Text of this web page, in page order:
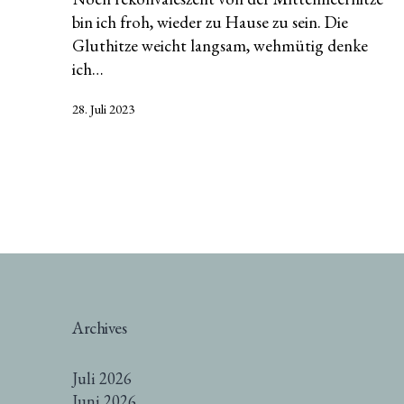
bin ich froh, wieder zu Hause zu sein. Die
Gluthitze weicht langsam, wehmütig denke
ich…
Veröffentlicht
28. Juli 2023
Archives
Juli 2026